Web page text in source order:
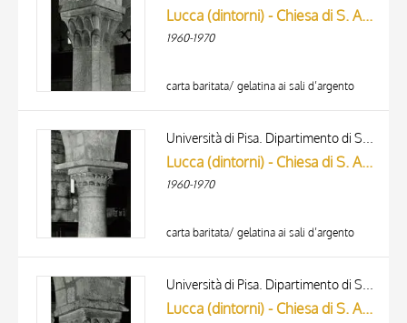
Lucca (dintorni) - Chiesa di S. Andrea di Gattaiola: capitello del pilastro vecchio
1960-1970
carta baritata/ gelatina ai sali d’argento
Lucca (dintorni) - Chiesa di S. Andrea di Gattaiola: capitello
1960-1970
carta baritata/ gelatina ai sali d’argento
Lucca (dintorni) - Chiesa di S. Andrea di Gattaiola: terzo capitello a destra
TITLE
AUTHOR
ARTISTA